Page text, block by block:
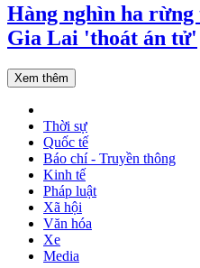
Hàng nghìn ha
Gia Lai 'thoát án tử'
Xem thêm
Thời sự
Quốc tế
Báo chí - Truyền thông
Kinh tế
Pháp luật
Xã hội
Văn hóa
Xe
Media